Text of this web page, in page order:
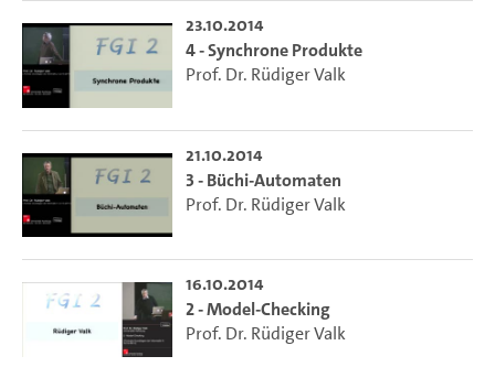
23.10.2014
4 - Synchrone Produkte
Prof. Dr. Rüdiger Valk
21.10.2014
3 - Büchi-Automaten
Prof. Dr. Rüdiger Valk
16.10.2014
2 - Model-Checking
Prof. Dr. Rüdiger Valk